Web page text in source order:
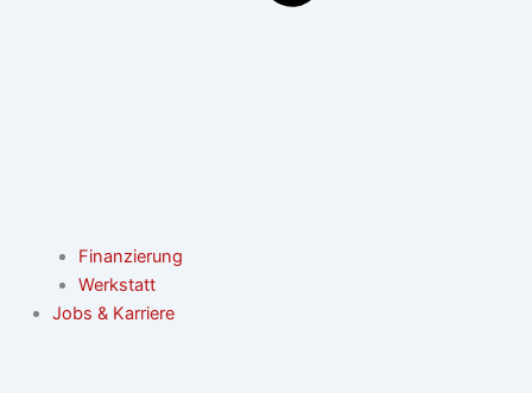
Finanzierung
Werkstatt
Jobs & Karriere